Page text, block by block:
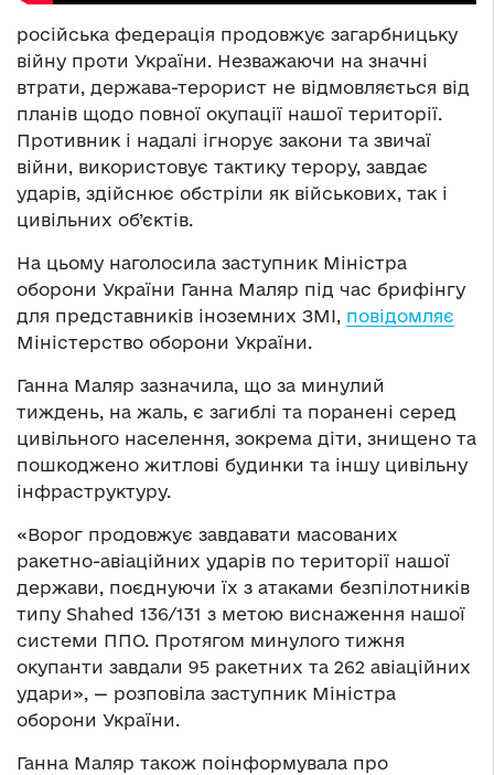
російська федерація продовжує загарбницьку
війну проти України. Незважаючи на значні
втрати, держава-терорист не відмовляється від
планів щодо повної окупації нашої території.
Противник і надалі ігнорує закони та звичаї
війни, використовує тактику терору, завдає
ударів, здійснює обстріли як військових, так і
цивільних об’єктів.
На цьому наголосила заступник Міністра
оборони України Ганна Маляр під час брифінгу
для представників іноземних ЗМІ, повідомляє
Міністерство оборони України.
Ганна Маляр зазначила, що за минулий
тиждень, на жаль, є загиблі та поранені серед
цивільного населення, зокрема діти, знищено та
пошкоджено житлові будинки та іншу цивільну
інфраструктуру.
«Ворог продовжує завдавати масованих
ракетно-авіаційних ударів по території нашої
держави, поєднуючи їх з атаками безпілотників
типу Shahed 136/131 з метою виснаження нашої
системи ППО. Протягом минулого тижня
окупанти завдали 95 ракетних та 262 авіаційних
удари», — розповіла заступник Міністра
оборони України.
Ганна Маляр також поінформувала про